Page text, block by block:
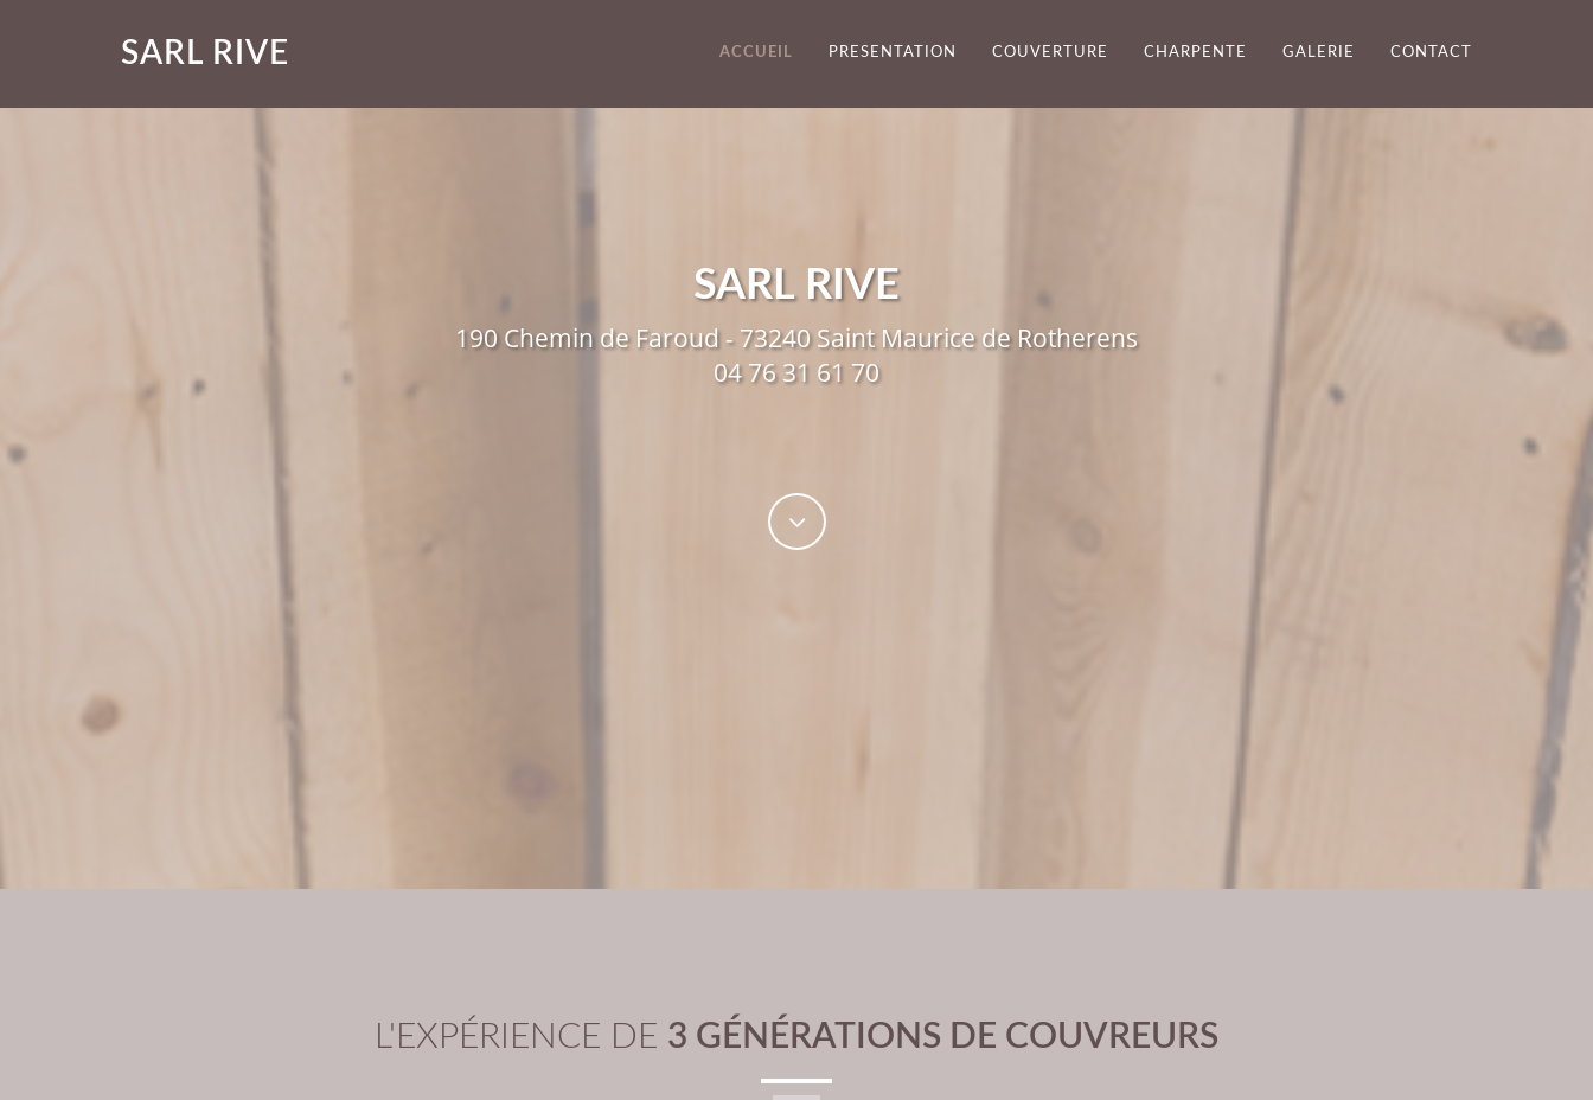
SARL RIVE ACCUEIL PRESENTATION COUVERTURE CHARPENTE GALERIE CONTACT
SARL RIVE
190 Chemin de Faroud - 73240 Saint Maurice de Rotherens
04 76 31 61 70
L'EXPÉRIENCE DE 3 GÉNÉRATIONS DE COUVREURS